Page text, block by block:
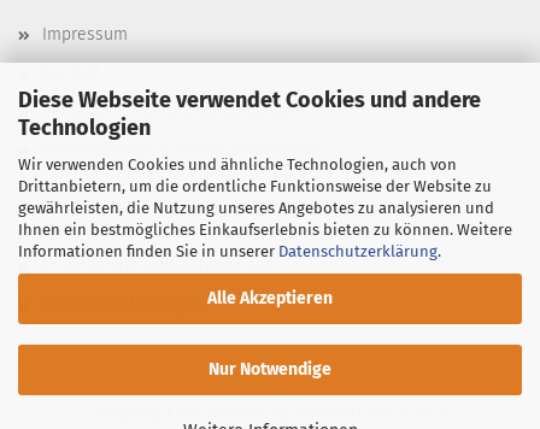
Diese Webseite verwendet Cookies und andere
Technologien
Wir verwenden Cookies und ähnliche Technologien, auch von
Drittanbietern, um die ordentliche Funktionsweise der Website zu
gewährleisten, die Nutzung unseres Angebotes zu analysieren und
Ihnen ein bestmögliches Einkaufserlebnis bieten zu können. Weitere
Informationen finden Sie in unserer Datenschutzerklärung.
Alle Akzeptieren
Nur Notwendige
Impressum
Versand- & Zahlungsbedingungen
Newsletter
AGB